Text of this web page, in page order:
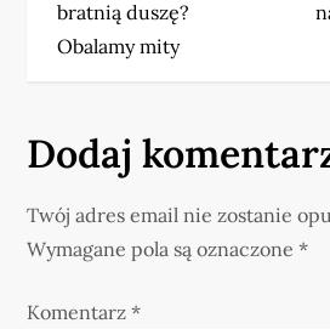
w
a
c
bratnią duszę?
Obalamy mity
Dodaj
Twój adres email nie zostanie
Wymagane pola są oznaczone*
Komentarz*